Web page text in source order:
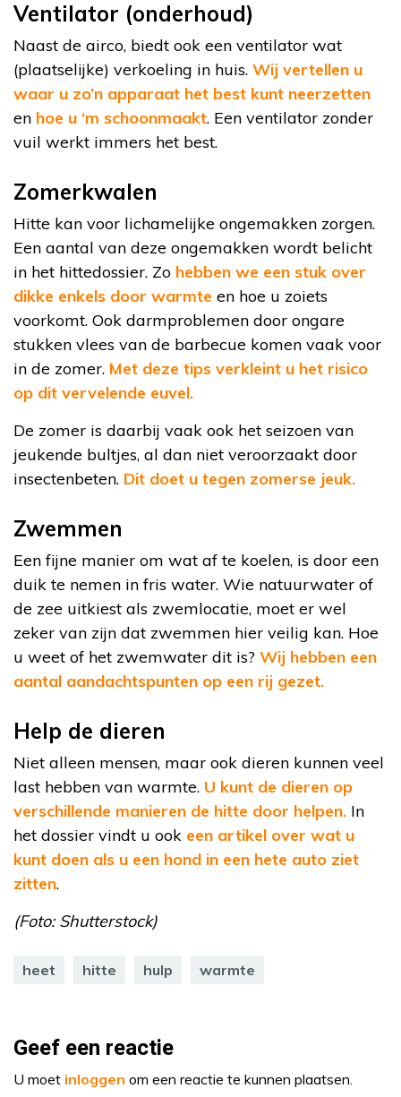
Ventilator (onderhoud)
Naast de airco, biedt ook een ventilator wat
(plaatselijke) verkoeling in huis. Wij vertellen u
waar u zo’n apparaat het best kunt neerzetten
en hoe u ‘m schoonmaakt. Een ventilator zonder
vuil werkt immers het best.
Zomerkwalen
Hitte kan voor lichamelijke ongemakken zorgen.
Een aantal van deze ongemakken wordt belicht
in het hittedossier. Zo hebben we een stuk over
dikke enkels door warmte en hoe u zoiets
voorkomt. Ook darmproblemen door ongare
stukken vlees van de barbecue komen vaak voor
in de zomer. Met deze tips verkleint u het risico
op dit vervelende euvel.
De zomer is daarbij vaak ook het seizoen van
jeukende bultjes, al dan niet veroorzaakt door
insectenbeten. Dit doet u tegen zomerse jeuk.
Zwemmen
Een fijne manier om wat af te koelen, is door een
duik te nemen in fris water. Wie natuurwater of
de zee uitkiest als zwemlocatie, moet er wel
zeker van zijn dat zwemmen hier veilig kan. Hoe
u weet of het zwemwater dit is? Wij hebben een
aantal aandachtspunten op een rij gezet.
Help de dieren
Niet alleen mensen, maar ook dieren kunnen veel
last hebben van warmte. U kunt de dieren op
verschillende manieren de hitte door helpen. In
het dossier vindt u ook een artikel over wat u
kunt doen als u een hond in een hete auto ziet
zitten.
(Foto: Shutterstock)
heet hitte hulp warmte
Geef een reactie
U moet inloggen om een reactie te kunnen plaatsen.